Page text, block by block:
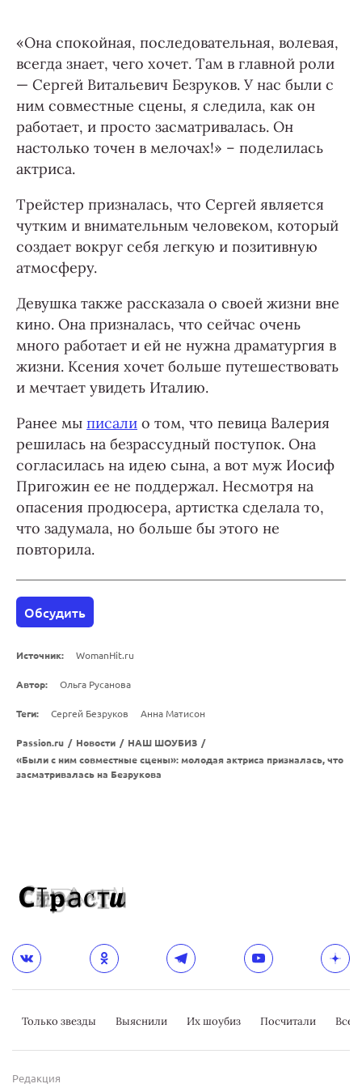
«Она спокойная, последовательная, волевая,
всегда знает, чего хочет. Там в главной роли
— Сергей Витальевич Безруков. У нас были с
ним совместные сцены, я следила, как он
работает, и просто засматривалась. Он
настолько точен в мелочах!» – поделилась
актриса.
Трейстер призналась, что Сергей является
чутким и внимательным человеком, который
создает вокруг себя легкую и позитивную
атмосферу.
Девушка также рассказала о своей жизни вне
кино. Она призналась, что сейчас очень
много работает и ей не нужна драматургия в
жизни. Ксения хочет больше путешествовать
и мечтает увидеть Италию.
Ранее мы писали о том, что певица Валерия
решилась на безрассудный поступок. Она
согласилась на идею сына, а вот муж Иосиф
Пригожин ее не поддержал. Несмотря на
опасения продюсера, артистка сделала то,
что задумала, но больше бы этого не
повторила.
Обсудить
Источник: WomanHit.ru
Автор: Ольга Русанова
Теги: Сергей Безруков Анна Матисон
Passion.ru / Новости / НАШ ШОУБИЗ /
«Были с ним совместные сцены»: молодая актриса призналась, что
засматривалась на Безрукова
Только звезды Выяснили Их шоубиз Посчитали
Редакция